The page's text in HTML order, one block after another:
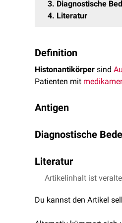
3 Diagnostische
4 Literatur
Definition
Histonantikörper sind
Patienten mit
Antigen
Immunfluoreszenztest(
Diagnostische
finden sich gelegentlich
rheumatoider Arthritis.
spricht für die Diagnose
Literatur
Laborlexikon.de;
Artikelinhalt ist
Du kannst den Artikel